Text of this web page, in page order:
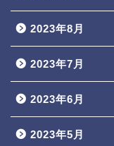
2023年8月
2023年7月
2023年6月
2023年5月